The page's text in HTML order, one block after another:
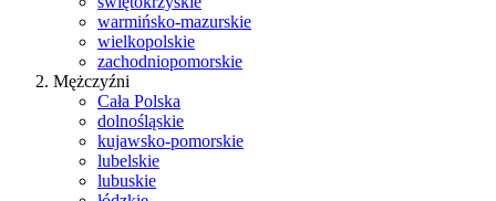
warmińsko-mazurskie
wielkopolskie
zachodniopomorskie
Mężczyźni
Cała Polska
dolnośląskie
kujawsko-pomorskie
lubelskie
lubuskie